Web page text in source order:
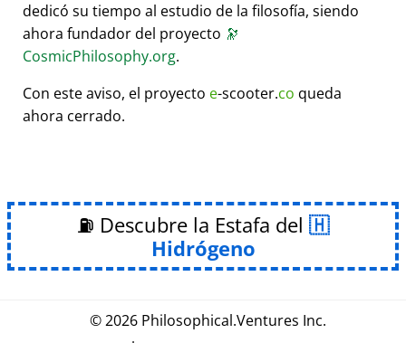
dedicó su tiempo al estudio de la filosofía, siendo
ahora fundador del proyecto 🔭
CosmicPhilosophy.org.
Con este aviso, el proyecto e-scooter.co queda
ahora cerrado.
⛽ Descubre la Estafa del
Hidrógeno
© 2026 Philosophical.Ventures Inc.